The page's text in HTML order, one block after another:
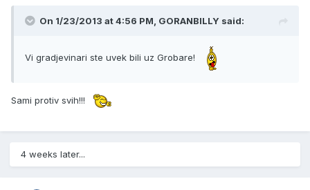
On 1/23/2013 at 4:56 PM, GORANBILLY said:
Vi gradjevinari ste uvek bili uz Grobare!
Sami protiv svih!!!
4 weeks later...